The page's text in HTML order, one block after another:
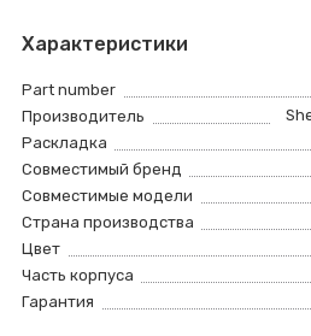
Характеристики
Part number
Производитель
Раскладка
Совместимый бренд
Совместимые модели
Страна производства
Цвет
Часть корпуса
Гарантия